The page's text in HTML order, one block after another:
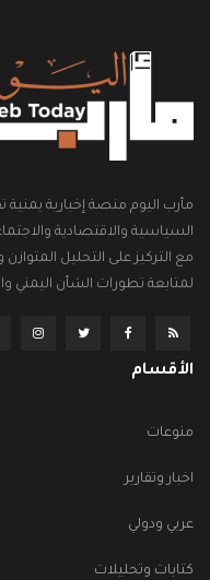
مأرب اليوم منصة إخبارية
السياسية والاقتصادية
مع التركيز على التحليل
لمتابعة تطورات الشأن اليمني
الأقسام
منوعات
اخبار وتقارير
عربي ودولي
كتابات وتحليلات